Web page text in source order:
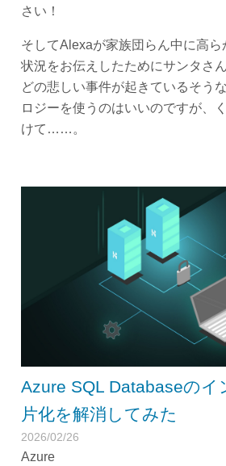
さい！
そしてAlexaが家族団らん中に高
状況をお伝えしたためにサンタさ
どの悲しい事件が起きているそう
ロジーを使うのはいいのですが、
けて……。
Azure SQL Databaseのイ
片化を解消してみた
2026/02/26
Azure